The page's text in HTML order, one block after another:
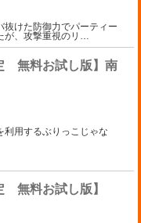
けた防御力でパーティー
が、攻撃重視のリ
無料お試し版】南
用するぶりっこじゃな
無料お試し版】